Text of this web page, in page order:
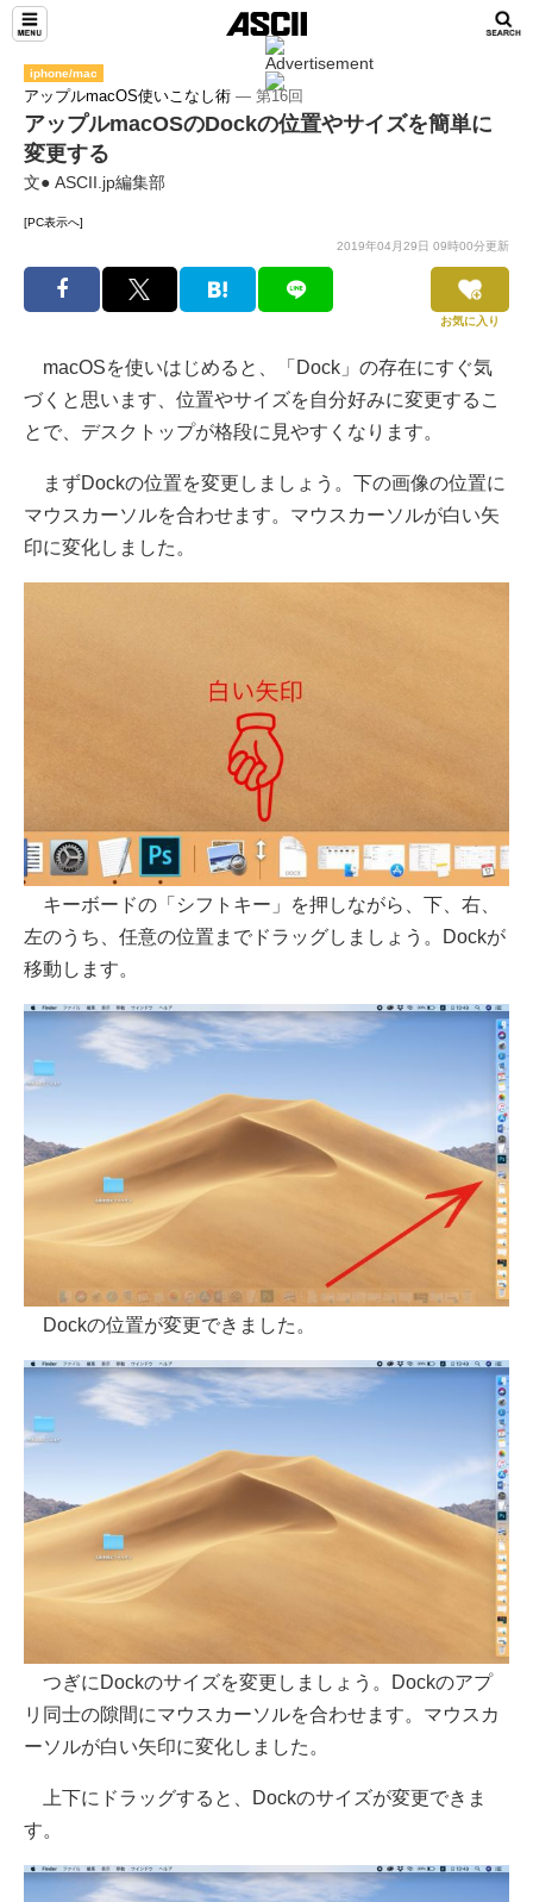
iphone/mac
アップルmacOS使いこなし術 ― 第16回
アップルmacOSのDockの位置やサイズを簡単に
変更する
文● ASCII.jp編集部
[PC表示へ]
2019年04月29日 09時00分更新
お気に入り
macOSを使いはじめると、「Dock」の存在にすぐ気
づくと思います、位置やサイズを自分好みに変更するこ
とで、デスクトップが格段に見やすくなります。
まずDockの位置を変更しましょう。下の画像の位置に
マウスカーソルを合わせます。マウスカーソルが白い矢
印に変化しました。
キーボードの「シフトキー」を押しながら、下、右、
左のうち、任意の位置までドラッグしましょう。Dockが
移動します。
Dockの位置が変更できました。
つぎにDockのサイズを変更しましょう。Dockのアプ
リ同士の隙間にマウスカーソルを合わせます。マウスカ
ーソルが白い矢印に変化しました。
上下にドラッグすると、Dockのサイズが変更できま
す。